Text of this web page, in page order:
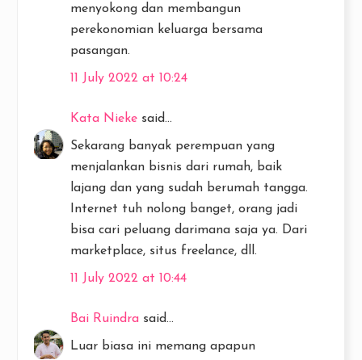
menyokong dan membangun
perekonomian keluarga bersama
pasangan.
11 July 2022 at 10:24
Kata Nieke said...
Sekarang banyak perempuan yang
menjalankan bisnis dari rumah, baik
lajang dan yang sudah berumah tangga.
Internet tuh nolong banget, orang jadi
bisa cari peluang darimana saja ya. Dari
marketplace, situs freelance, dll.
11 July 2022 at 10:44
Bai Ruindra said...
Luar biasa ini memang apapun